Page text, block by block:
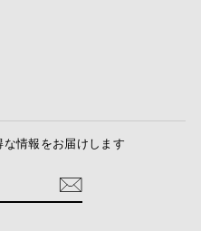
情報をお届けします